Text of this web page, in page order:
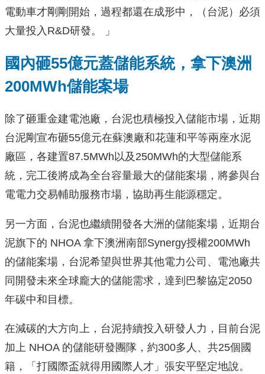
電動車才剛剛開始，過程都還在成形中，（台泥）必須
大量投入R&D研發。 」
國內砸55億元蓋儲能系統，拿下澳洲
200MWh儲能案場
除了砸重金建電池廠，台泥也積極投入儲能市場，近期
台泥剛宣布砸55億元在蘇澳廠和花蓮和平等兩座水泥
廠區，各建置87.5MWh以及250MWh的大型儲能系
統，完工後將成為全台容量最大的儲能案場，將參與台
電電力交易輔助服務市場，協助再生能源穩定。
另一方面，台泥也繼續開發各大洲的儲能案場，近期台
泥旗下的 NHOA 拿下澳洲南部Synergy授權200MWh
的儲能案場，台泥希望與世界其他電力公司、電池廠共
同開發未來全球龐大的儲能需求，達到巴黎協定2050
年碳中和目標。
在減碳的大方向上，台泥持續投入研發人力，目前台泥
加上 NHOA 的儲能研發團隊，約300多人、共25個國
籍，「打國際盃就得用國際人才」張安平堅定地說。